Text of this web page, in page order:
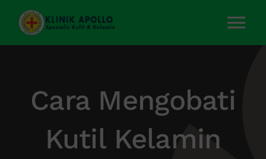
Skip
content
Layanan Kami
Tentang Kami
Cara Mengobati
Kutil Kelamin